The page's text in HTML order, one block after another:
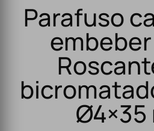
Parafuso
Ø4×35